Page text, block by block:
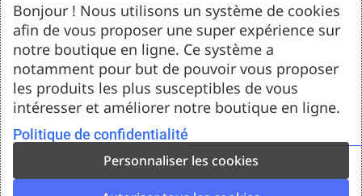
Contact
Tel : 05.55.75.03.00
Email : contact@bozar-passion.com
Bozar Passion SARL
1 allée Louis Breguet
87220 Feytiat
Ressources d'artistes
Le blog
Club Bozar Passion
Méthodes de paiement acceptées
Bonjour ! Nous utilisons un système de cookies
afin de vous proposer une super expérience sur
notre boutique en ligne. Ce système a
notamment pour but de pouvoir vous proposer
les produits les plus susceptibles de vous
intéresser et améliorer notre boutique en ligne.
Politique de confidentialité
Personnaliser les cookies